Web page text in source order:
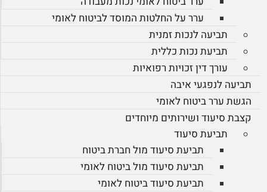
ערר על החלטות המוסד לביטוח לאומי
תביעה לנכות זמנית
תביעת נכות כללית
עורך דין זכויות רפואיות
תביעה לנפגעי איבה
הגשת ערר ביטוח לאומי
קצבת סיעוד ושירותים מיוחדים
תביעת סיעוד
תביעת סיעוד מול חברת ביטוח
תביעת סיעוד מול ביטוח לאומי
תביעת סיעוד ביטוח לאומי